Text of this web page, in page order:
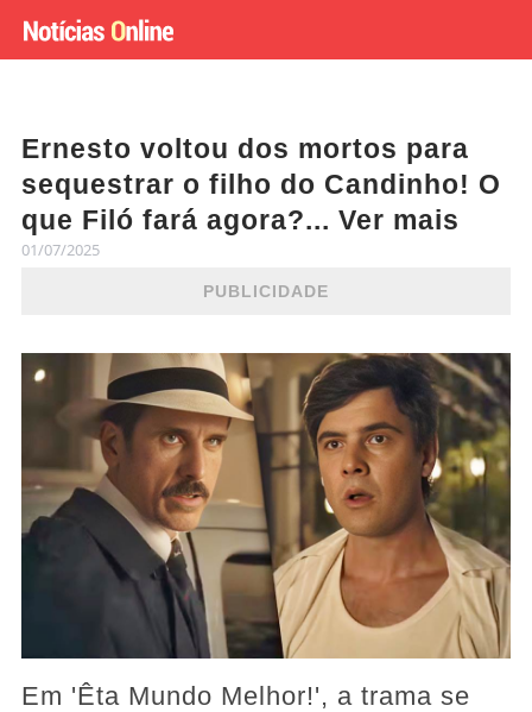
Ernesto voltou dos mortos para
sequestrar o filho do Candinho! O
que Filó fará agora?... Ver mais
01/07/2025
PUBLICIDADE
Em 'Êta Mundo Melhor!', a trama se